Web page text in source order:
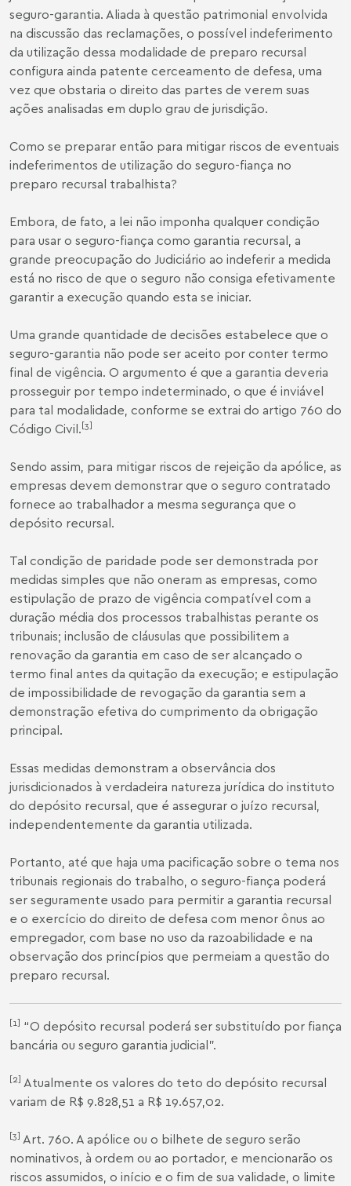
seguro-garantia. Aliada à questão patrimonial envolvida
na discussão das reclamações, o possível indeferimento
da utilização dessa modalidade de preparo recursal
configura ainda patente cerceamento de defesa, uma
vez que obstaria o direito das partes de verem suas
ações analisadas em duplo grau de jurisdição.
Como se preparar então para mitigar riscos de eventuais
indeferimentos de utilização do seguro-fiança no
preparo recursal trabalhista?
Embora, de fato, a lei não imponha qualquer condição
para usar o seguro-fiança como garantia recursal, a
grande preocupação do Judiciário ao indeferir a medida
está no risco de que o seguro não consiga efetivamente
garantir a execução quando esta se iniciar.
Uma grande quantidade de decisões estabelece que o
seguro-garantia não pode ser aceito por conter termo
final de vigência. O argumento é que a garantia deveria
prosseguir por tempo indeterminado, o que é inviável
para tal modalidade, conforme se extrai do artigo 760 do
Código Civil.[3]
Sendo assim, para mitigar riscos de rejeição da apólice, as
empresas devem demonstrar que o seguro contratado
fornece ao trabalhador a mesma segurança que o
depósito recursal.
Tal condição de paridade pode ser demonstrada por
medidas simples que não oneram as empresas, como
estipulação de prazo de vigência compatível com a
duração média dos processos trabalhistas perante os
tribunais; inclusão de cláusulas que possibilitem a
renovação da garantia em caso de ser alcançado o
termo final antes da quitação da execução; e estipulação
de impossibilidade de revogação da garantia sem a
demonstração efetiva do cumprimento da obrigação
principal.
Essas medidas demonstram a observância dos
jurisdicionados à verdadeira natureza jurídica do instituto
do depósito recursal, que é assegurar o juízo recursal,
independentemente da garantia utilizada.
Portanto, até que haja uma pacificação sobre o tema nos
tribunais regionais do trabalho, o seguro-fiança poderá
ser seguramente usado para permitir a garantia recursal
e o exercício do direito de defesa com menor ônus ao
empregador, com base no uso da razoabilidade e na
observação dos princípios que permeiam a questão do
preparo recursal.
[1] “O depósito recursal poderá ser substituído por fiança
bancária ou seguro garantia judicial”.
[2] Atualmente os valores do teto do depósito recursal
variam de R$ 9.828,51 a R$ 19.657,02.
[3] Art. 760. A apólice ou o bilhete de seguro serão
nominativos, à ordem ou ao portador, e mencionarão os
riscos assumidos, o início e o fim de sua validade, o limite